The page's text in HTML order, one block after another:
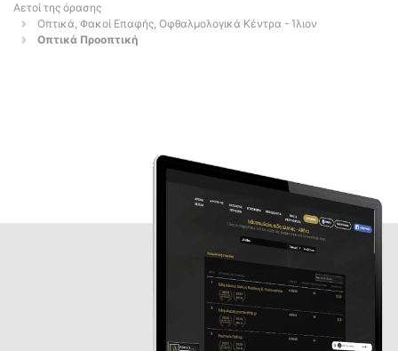
Αετοί της όρασης
Οπτικά, Φακοί Επαφής, Οφθαλμολογικά Κέντρα - Ίλιον
Οπτικά Προοπτική